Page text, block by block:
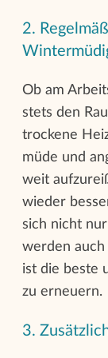
2.
Ob am
stets den
trockene
müde und
weit
wieder
sich nicht
werden auch
ist die beste
zu erneuern.
3.